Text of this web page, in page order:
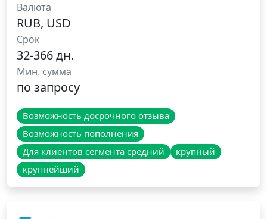
Валюта
RUB, USD
Срок
32-366 дн.
Мин. сумма
по запросу
Возможность досрочного отзыва
Возможность пополнения
Для клиентов сегмента средний
крупный
крупнейший